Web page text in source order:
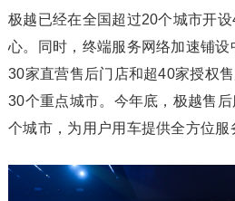
极越已经在全国超过20个城市开
心。同时，终端服务网络加速铺
30家直营售后门店和超40家授权
30个重点城市。今年底，极越售
个城市，为用户用车提供全方位服